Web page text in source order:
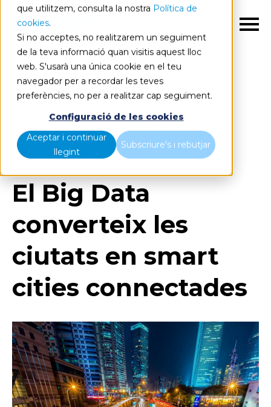
que utilitzem, consulta la nostra Política de
cookies.
Si no acceptes, no realitzarem un seguiment
de la teva informació quan visitis aquest lloc
web. S'usarà una única cookie en el teu
navegador per a recordar les teves
preferències, no per a realitzar cap seguiment.
Configuració de les cookies
Aceptar i continuar
llegint
Subscriure's i rebutjar
Blog Home
connectades
El Big Data
converteix les
ciutats en smart
cities connectades